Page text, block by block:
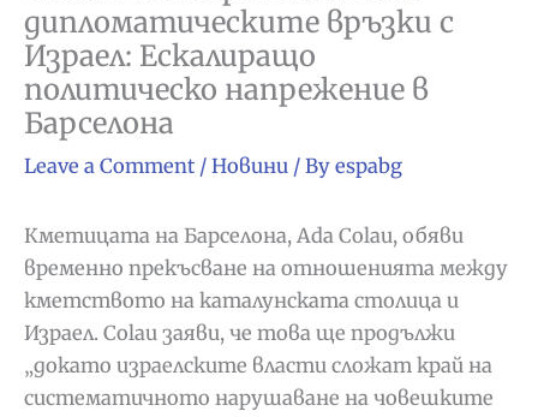
дипломатическите връзки с
Израел: Ескалиращо
политическо напрежение в
Барселона
Leave a Comment / Новини / By espabg
Кметицата на Барселона, Ada Colau, обяви
временно прекъсване на отношенията между
кметството на каталунската столица и
Израел. Colau заяви, че това ще продължи
„докато израелските власти сложат край на
систематичното нарушаване на човешките